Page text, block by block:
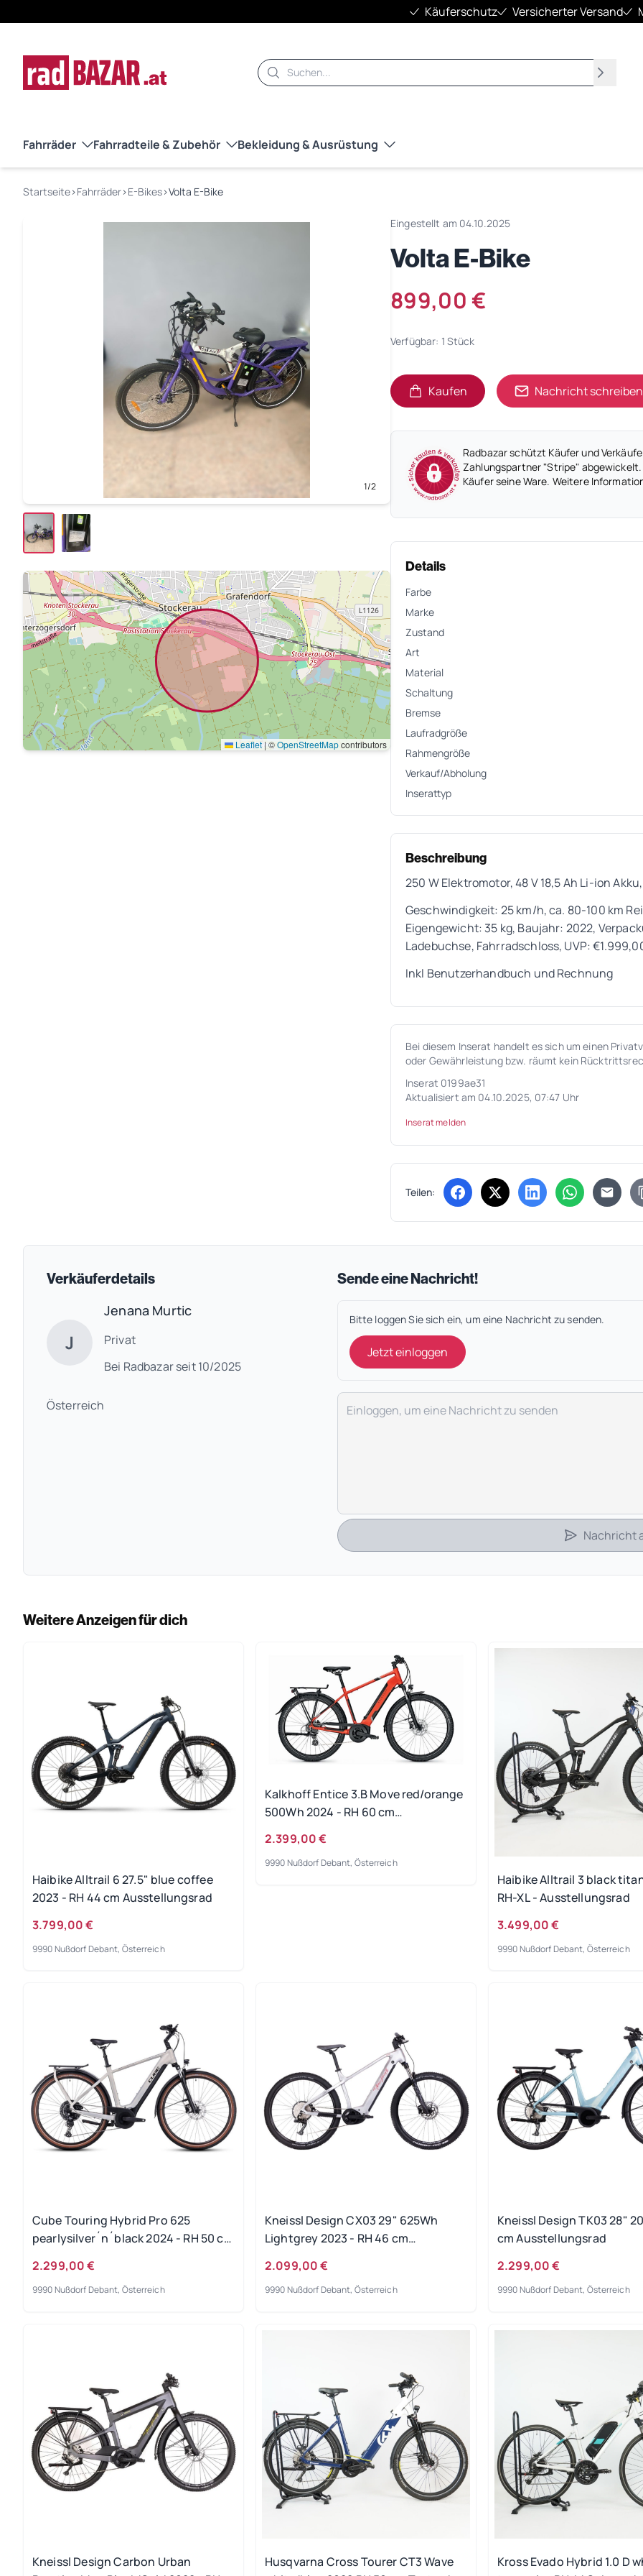
Käuferschutz Versicherter Versand
Suche
Suchen
Fahrräder Fahrradteile & Zubehör Bekleidung & Ausrüstung
Startseite›Fahrräder›E-Bikes›Volta E-Bike
1/2
Leaflet|©OpenStreetMapcontributors
Eingestellt am 04.10.2025
Volta E-Bike
899,00 €
Verfügbar: 1 Stück
Kaufen Nachricht schreiben
Radbazar schützt Käufer und
Zahlungspartner "Stripe"
Käufer seine Ware. Weitere
Details
Farbe
Marke
Zustand
Art
Material
Schaltung
Bremse
Laufradgröße
Rahmengröße
Verkauf/Abholung
Inserattyp
Beschreibung
250 W Elektromotor, 48 V 18,5 Ah Li-ion
Geschwindigkeit: 25 km/h, ca. 80-100 km
Eigengewicht: 35 kg, Baujahr: 2022,
Ladebuchse, Fahrradschloss, UVP:
Inkl Benutzerhandbuch und Rechnung
Bei diesem Inserat handelt es sich um einen
oder Gewährleistung bzw. räumt kein
Inserat 0199ae31
Aktualisiert am 04.10.2025, 07:47 Uhr
Inserat melden
Teilen: (öffnet in neuem Tab)
(öffnet in neuem Tab)
(öffnet in neuem
(öffnet in
Verkäuferdetails
J
Jenana Murtic
Privat
Bei Radbazar seit 10/2025
Österreich
Sende eine Nachricht!
Bitte loggen Sie sich ein, um eine Nachricht zu senden.
Jetzt einloggen
Deine Nachricht
Nachricht
Weitere Anzeigen für dich
Haibike Alltrail 6 27.5" blue coffee
2023 - RH 44 cm Ausstellungsrad
3.799,00 €
9990 Nußdorf Debant, Österreich
Kalkhoff Entice 3.B Move red/orange
500Wh 2024 - RH 60 cm
2.399,00 €
9990 Nußdorf Debant, Österreich
Haibike Alltrail 3 black
RH-XL - Ausstellungsrad
3.499,00 €
9990 Nußdorf Debant, Österreich
Cube Touring Hybrid Pro 625
pearlysilver´n´black 2024 - RH 50 cm
2.299,00 €
9990 Nußdorf Debant, Österreich
Kneissl Design CX03 29" 625Wh
Lightgrey 2023 - RH 46 cm
2.099,00 €
9990 Nußdorf Debant, Österreich
Kneissl Design TK03 28"
cm Ausstellungsrad
2.299,00 €
9990 Nußdorf Debant, Österreich
Kneissl Design Carbon Urban
Husqvarna Cross Tourer CT3 Wave
Kross Evado Hybrid 1.0 D